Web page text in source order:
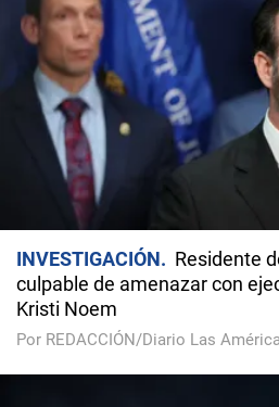
INVESTIGACIÓN
Residente
culpable de amenazar con
Kristi Noem
Por REDACCIÓN/Diario Las